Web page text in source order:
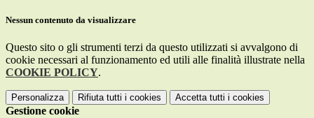
Nessun contenuto da visualizzare
Questo sito o gli strumenti terzi da questo utilizzati si avvalgono di
cookie necessari al funzionamento ed utili alle finalità illustrate nella
COOKIE POLICY.
Personalizza Rifiuta tutti i cookies Accetta tutti i cookies
Gestione cookie